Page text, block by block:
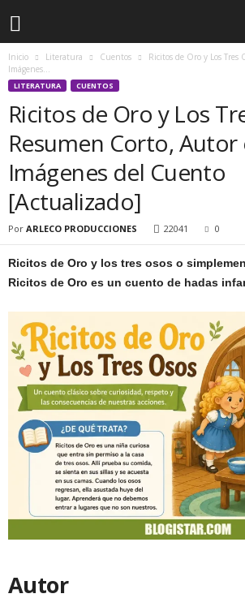
Inicio Literatura Cuentos
Ricitos de Oro y Los Tres
Imágenes...
LITERATURA CUENTOS
Ricitos de Oro y Los
Resumen Corto, Autor
Imágenes del Cuento
[Actualizado]
Por ARLECO PRODUCCIONES 22041 0
Ricitos de Oro y los tres osos o
Ricitos de Oro es un cuento de hadas
Autor